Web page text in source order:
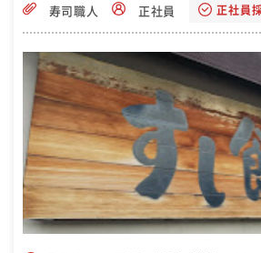
寿司職人 正社員 正社員